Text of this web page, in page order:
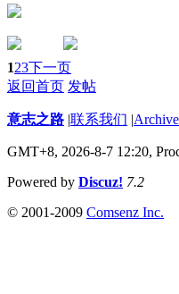
123下一页
返回首页 发帖
意志之路 |联系我们 |
GMT+8, 2026-8-7 12:20,
Powered by Discuz! 7.2
© 2001-2009 Comsenz Inc.